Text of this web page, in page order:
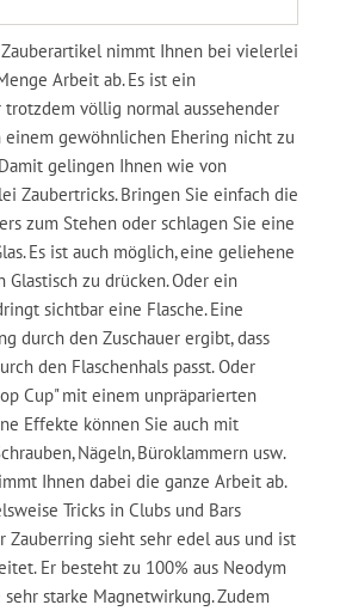
nimmt Ihnen bei vielerlei
Arbeit ab. Es ist ein
trotzdem völlig normal aussehender
einem gewöhnlichen Ehering nicht zu
gelingen Ihnen wie von
Zaubertricks. Bringen Sie einfach die
zum Stehen oder schlagen Sie eine
Es ist auch möglich, eine geliehene
Glastisch zu drücken. Oder ein
sichtbar eine Flasche. Eine
durch den Zuschauer ergibt, dass
den Flaschenhals passt. Oder
Cup" mit einem unpräparierten
Effekte können Sie auch mit
Nägeln, Büroklammern usw.
Ihnen dabei die ganze Arbeit ab.
Tricks in Clubs und Bars
Zauberring sieht sehr edel aus und ist
Er besteht zu 100% aus Neodym
starke Magnetwirkung. Zudem